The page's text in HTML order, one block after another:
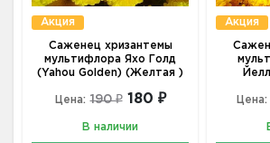
Акция
Саженец хризантемы
мультифлора Яхо Голд
(Yahou Golden) (Желтая )
Цена: 190 ₽ 180 ₽
В наличии
Акция
Цена: